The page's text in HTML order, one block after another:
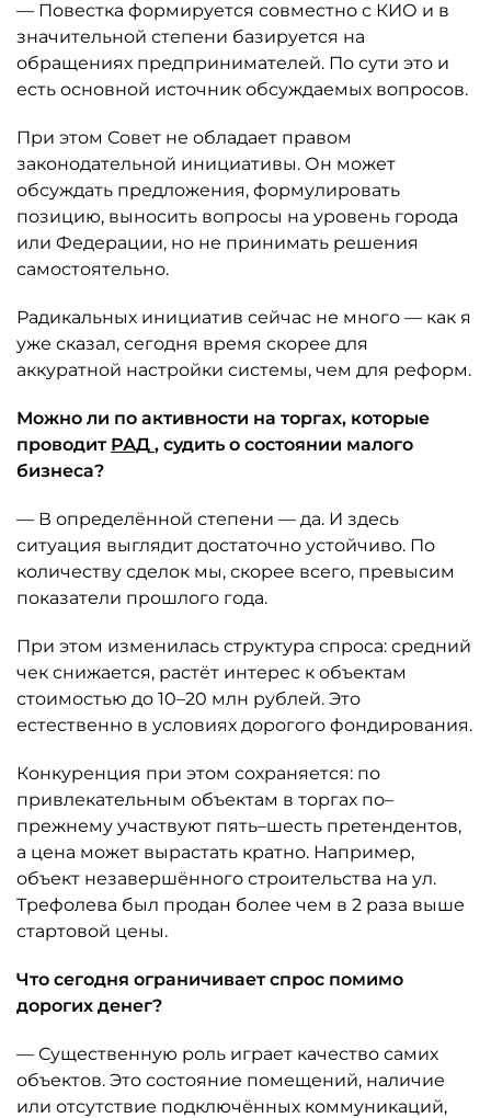
— Повестка формируется совместно с КИО и в
значительной степени базируется на
обращениях предпринимателей. По сути это и
есть основной источник обсуждаемых вопросов.
При этом Совет не обладает правом
законодательной инициативы. Он может
обсуждать предложения, формулировать
позицию, выносить вопросы на уровень города
или Федерации, но не принимать решения
самостоятельно.
Радикальных инициатив сейчас не много — как я
уже сказал, сегодня время скорее для
аккуратной настройки системы, чем для реформ.
Можно ли по активности на торгах, которые
проводит РАД , судить о состоянии малого
бизнеса?
— В определённой степени — да. И здесь
ситуация выглядит достаточно устойчиво. По
количеству сделок мы, скорее всего, превысим
показатели прошлого года.
При этом изменилась структура спроса: средний
чек снижается, растёт интерес к объектам
стоимостью до 10–20 млн рублей. Это
естественно в условиях дорогого фондирования.
Конкуренция при этом сохраняется: по
привлекательным объектам в торгах по–
прежнему участвуют пять–шесть претендентов,
а цена может вырастать кратно. Например,
объект незавершённого строительства на ул.
Трефолева был продан более чем в 2 раза выше
стартовой цены.
Что сегодня ограничивает спрос помимо
дорогих денег?
— Существенную роль играет качество самих
объектов. Это состояние помещений, наличие
или отсутствие подключённых коммуникаций,